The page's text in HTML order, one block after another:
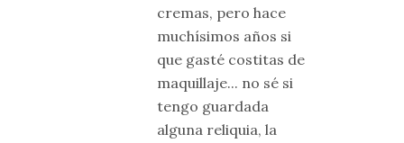
cremas, pero hace
muchísimos años si
que gasté costitas de
maquillaje... no sé si
tengo guardada
alguna reliquia, la